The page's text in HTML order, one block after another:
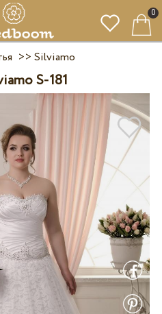
0
>> Silviamo
S-181